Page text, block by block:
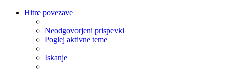
Hitre povezave
Neodgovorjeni prispevki
Poglej aktivne teme
Iskanje